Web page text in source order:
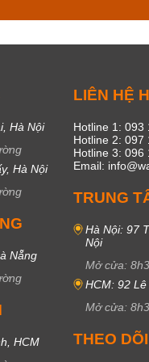
Hà Nội
Hà Nội
Nẵng
HCM
LIÊN HỆ
Hotline 1: 093
Hotline 2: 097
Hotline 3: 096
Email:
TRUNG
Hà Nội: 97
Nội
Mở cửa:
HCM: 92 Lê
Mở cửa:
THEO